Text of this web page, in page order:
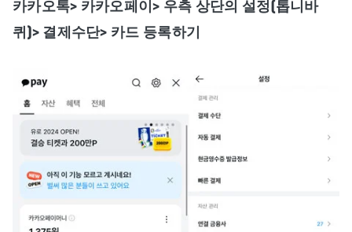
카카오톡> 카카오페이> 우측 상단의 설정(톱니바
퀴)> 결제수단> 카드 등록하기